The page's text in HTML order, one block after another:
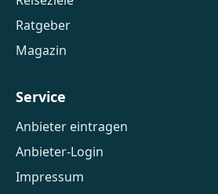
Ratgeber
Magazin
Service
Anbieter eintragen
Anbieter-Login
Impressum